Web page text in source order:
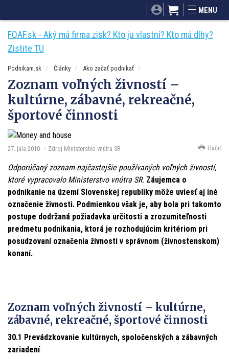
Mnamky-recepty.sk
MENU
FOAF.sk - Aký má firma zisk? Kto ju vlastní? Kto má dlhy?
Zistite TU
Podnikam.sk Články Ako začať podnikať
Zoznam voľných živností –
kultúrne, zábavné, rekreačné,
športové činnosti
27. júla 2010 Zdroj Ministerstvo vnútra SR Tlačiť
Odporúčaný zoznam najčastejšie používaných voľných živností,
ktoré vypracovalo Ministerstvo vnútra SR. Záujemca o
podnikanie na území Slovenskej republiky môže uviesť aj iné
označenie živnosti. Podmienkou však je, aby bola pri takomto
postupe dodržaná požiadavka určitosti a zrozumiteľnosti
predmetu podnikania, ktorá je rozhodujúcim kritériom pri
posudzovaní označenia živnosti v správnom (živnostenskom)
konaní.
Zoznam voľných živností – kultúrne,
zábavné, rekreačné, športové činnosti
30.1 Prevádzkovanie kultúrnych, spoločenských a zábavných
zariadení